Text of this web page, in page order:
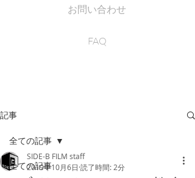
お問い合わせ
FAQ
記事
全ての記事
全ての記事
SIDE-B FILM staff
2019年10月6日 読了時間: 2分